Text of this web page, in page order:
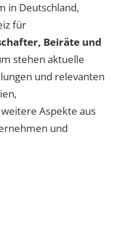
in Deutschland,
für
Beiräte und
stehen aktuelle
und relevanten
Aspekte aus
und